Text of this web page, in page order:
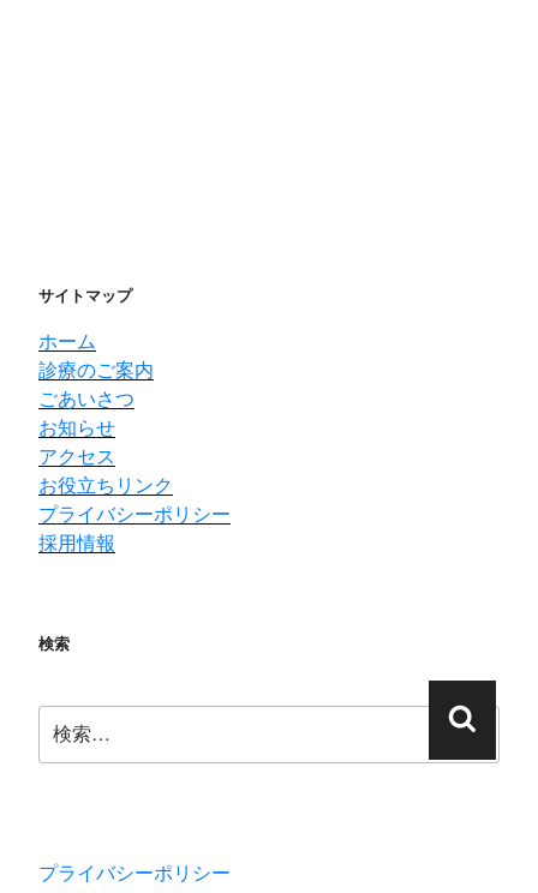
サイトマップ
ホーム
診療のご案内
ごあいさつ
お知らせ
アクセス
お役立ちリンク
プライバシーポリシー
採用情報
検索
プライバシーポリシー